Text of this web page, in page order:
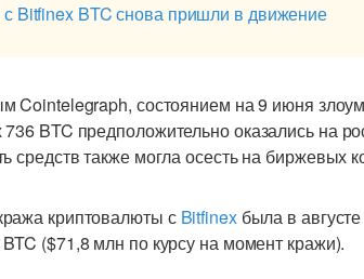
Bitfinex BTC снова пришли в движение
Cointelegraph, состоянием на 9 июня
736 BTC предположительно оказались на
средств также могла осесть на биржевых
криптовалюты с Bitfinexбыла в
($71,8 млн по курсу на момент кражи).